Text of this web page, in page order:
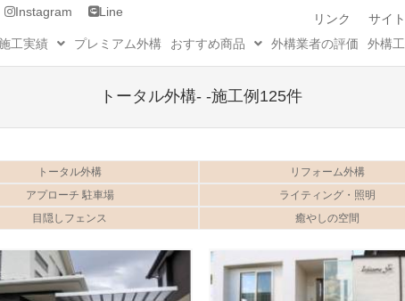
Instagram Line サイ
リンク
工実績 プレミアム外構 おすすめ商品 外構業者の評価 外構
トータル外構- -施工例125件
トータル外構 リフォーム外構
アプローチ 駐車場 ライティング・照明
目隠しフェンス 癒やしの空間